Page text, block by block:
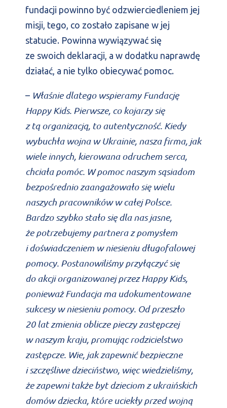
fundacji powinno być odzwierciedleniem jej
misji, tego, co zostało zapisane w jej
statucie. Powinna wywiązywać się
ze swoich deklaracji, a w dodatku naprawdę
działać, a nie tylko obiecywać pomoc.
– Właśnie dlatego wspieramy Fundację
Happy Kids. Pierwsze, co kojarzy się
z tą organizacją, to autentyczność. Kiedy
wybuchła wojna w Ukrainie, nasza firma, jak
wiele innych, kierowana odruchem serca,
chciała pomóc. W pomoc naszym sąsiadom
bezpośrednio zaangażowało się wielu
naszych pracowników w całej Polsce.
Bardzo szybko stało się dla nas jasne,
że potrzebujemy partnera z pomysłem
i doświadczeniem w niesieniu długofalowej
pomocy. Postanowiliśmy przyłączyć się
do akcji organizowanej przez Happy Kids,
ponieważ Fundacja ma udokumentowane
sukcesy w niesieniu pomocy. Od przeszło
20 lat zmienia oblicze pieczy zastępczej
w naszym kraju, promując rodzicielstwo
zastępcze. Wie, jak zapewnić bezpieczne
i szczęśliwe dzieciństwo, więc wiedzieliśmy,
że zapewni także byt dzieciom z ukraińskich
domów dziecka, które uciekły przed wojną